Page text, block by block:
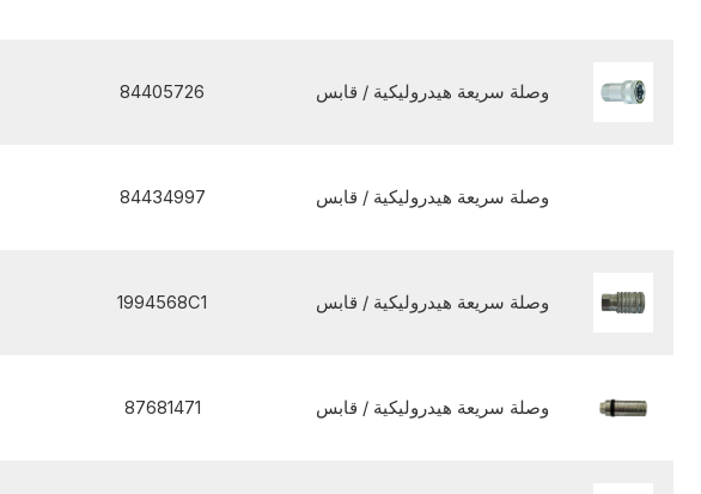
وصلة سريعة هيدروليكية / قابس 84405726
وصلة سريعة هيدروليكية / قابس 84434997
وصلة سريعة هيدروليكية / قابس 1994568C1
وصلة سريعة هيدروليكية / قابس 87681471